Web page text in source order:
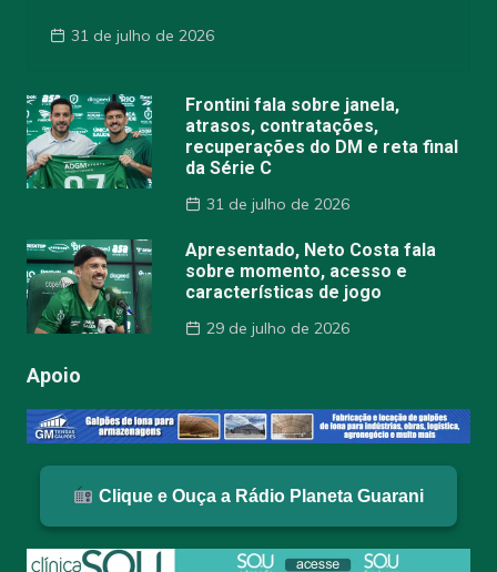
31 de julho de 2026
Frontini fala sobre janela,
atrasos, contratações,
recuperações do DM e reta final
da Série C
31 de julho de 2026
Apresentado, Neto Costa fala
sobre momento, acesso e
características de jogo
29 de julho de 2026
Apoio
Clique e Ouça a Rádio Planeta Guarani